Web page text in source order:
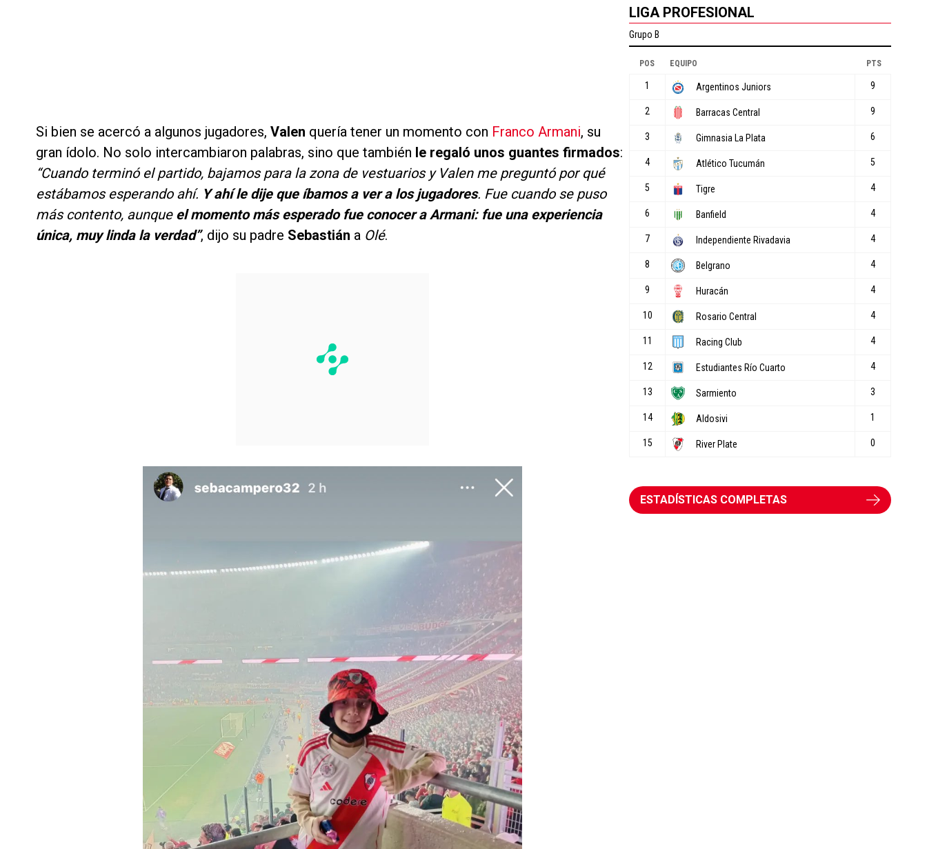
Si bien se acercó a algunos jugadores, Valen quería tener un momento con Franco Armani, su
gran ídolo. No solo intercambiaron palabras, sino que también le regaló unos guantes firmados:
“Cuando terminó el partido, bajamos para la zona de vestuarios y Valen me preguntó por qué
estábamos esperando ahí. Y ahí le dije que íbamos a ver a los jugadores. Fue cuando se puso
más contento, aunqueel momento más esperado fue conocer a Armani: fue una experiencia
única, muy linda la verdad”, dijo su padre Sebastián a Olé.
LIGA PROFESIONAL
ESTADÍSTICAS COMPLETAS